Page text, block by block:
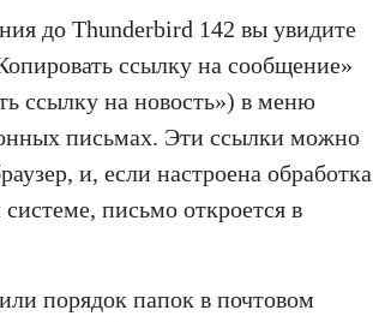
до Thunderbird 142 вы увидите
ссылку на сообщение»
ссылку на новость») в меню
письмах. Эти ссылки можно
и, если настроена обработка
письмо откроется в
порядок папок в почтовом